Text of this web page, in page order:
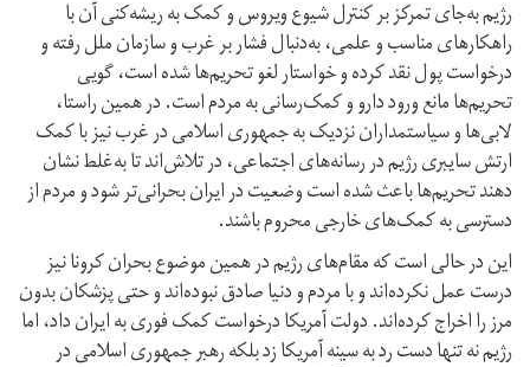
رژیم به‌جای تمرکز بر کنترل شیوع ویروس و کمک به ریشه‌کنی آن با
راهکارهای مناسب و علمی، به‌دنبال فشار بر غرب و سازمان ملل رفته و
درخواست پول نقد کرده و خواستار لغو تحریم‌ها شده است، گویی
تحریم‌ها مانع ورود دارو و کمک‌رسانی به مردم است. در همین راستا،
لابی‌ها و سیاستمداران نزدیک به جمهوری اسلامی در غرب نیز با کمک
ارتش سایبری رژیم در رسانه‌های اجتماعی، در تلاش‌اند تا به‌غلط نشان
دهند تحریم‌ها باعث شده است وضعیت در ایران بحرانی‌تر شود و مردم از
دسترسی به کمک‌های خارجی محروم باشند.
این در حالی است که مقام‌های رژیم در همین موضوع بحران کرونا نیز
درست عمل نکرده‌اند و با مردم و دنیا صادق نبوده‌اند و حتی پزشکان بدون
مرز را اخراج کرده‌اند. دولت آمریکا درخواست کمک فوری به ایران داد، اما
رژیم نه تنها دست رد به سینه آمریکا زد بلکه رهبر جمهوری اسلامی در